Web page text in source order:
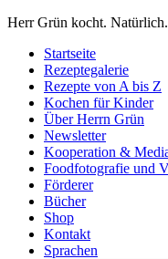
Herr Grün kocht.
Startseite
Rezeptegalerie
Rezepte von A bis Z
Kochen für Kinder
Über Herrn Grün
Newsletter
Kooperation &
Foodfotografie und
Förderer
Bücher
Shop
Kontakt
Sprachen